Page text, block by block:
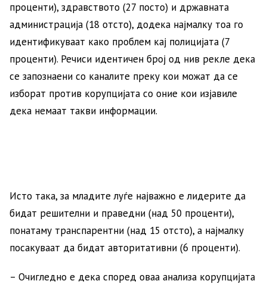
проценти), здравството (27 посто) и државната
администрација (18 отсто), додека најмалку тоа го
идентификуваат како проблем кај полицијата (7
проценти). Речиси идентичен број од нив рекле дека
се запознаени со каналите преку кои можат да се
изборат против корупцијата со оние кои изјавиле
дека немаат такви информации.
Исто така, за младите луѓе најважно е лидерите да
бидат решителни и праведни (над 50 проценти),
понатаму транспарентни (над 15 отсто), а најмалку
посакуваат да бидат авторитативни (6 проценти).
– Очигледно е дека според оваа анализа корупцијата